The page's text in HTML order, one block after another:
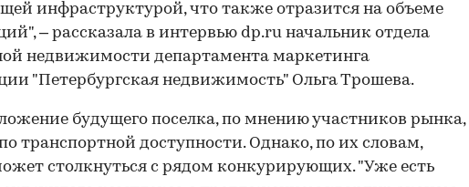
инфраструктурой, что также отразится на объеме
– рассказала в интервью dp.ru начальник отдела
недвижимости департамента маркетинга
"Петербургская недвижимость" Ольга Трошева.
будущего поселка, по мнению участников рынка,
транспортной доступности. Однако, по их словам,
столкнуться с рядом конкурирующих. "Уже есть